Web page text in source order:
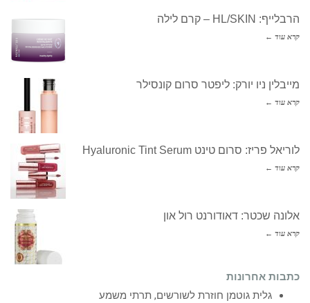
הרבלייף: HL/SKIN – קרם לילה
קרא עוד ←
מייבלין ניו יורק: ליפטר סרום קונסילר
קרא עוד ←
לוריאל פריז: סרום טינט Hyaluronic Tint Serum
קרא עוד ←
אלונה שכטר: דאודורנט רול און
קרא עוד ←
כתבות אחרונות
גלית גוטמן חוזרת לשורשים, תרתי משמע